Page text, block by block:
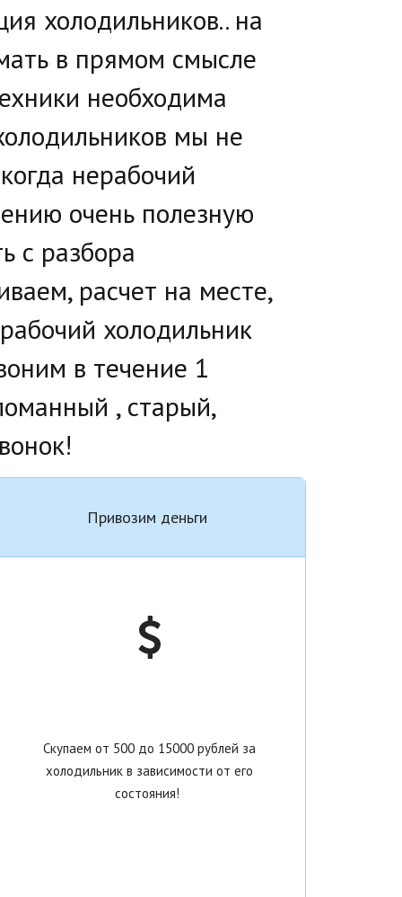
холодильников.. на
в прямом смысле
необходима
мы не
нерабочий
очень полезную
с разбора
расчет на месте,
холодильник
в течение 1
, старый,
Привозим деньги
Скупаем от 500 до 15000 рублей за
холодильник в зависимости от его
состояния!